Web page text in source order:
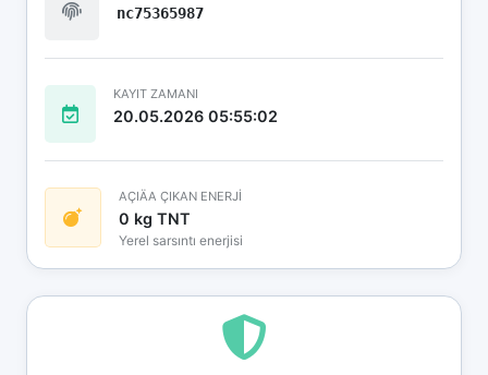
nc75365987
KAYIT ZAMANI
20.05.2026 05:55:02
AÇIÄA ÇIKAN ENERJİ
0 kg TNT
Yerel sarsıntı enerjisi